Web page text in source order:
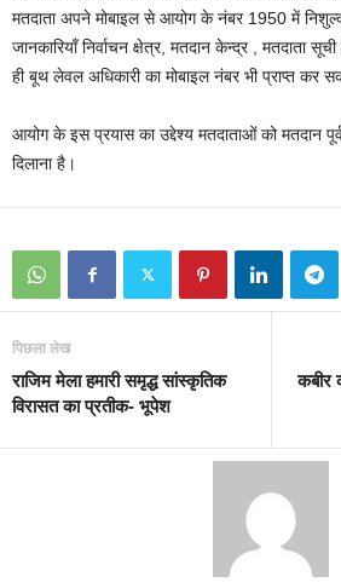
मतदाता अपने मोबाइल से आयोग के नंबर 1950 में
जानकारियाँ निर्वाचन क्षेत्र, मतदान केन्द्र , मतदाता
ही बूथ लेवल अधिकारी का मोबाइल नंबर भी प्राप्त कर
आयोग के इस प्रयास का उद्देश्य मतदाताओं को मतदान
दिलाना है।
पिछला लेख
राजिम मेला हमारी समृद्ध सांस्कृतिक
विरासत का प्रतीक- भूपेश
कबीर